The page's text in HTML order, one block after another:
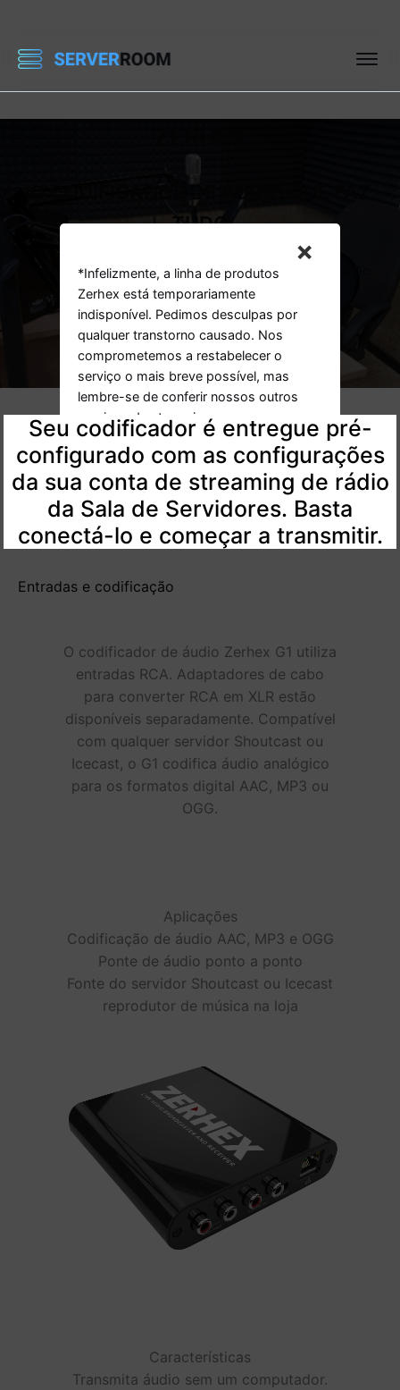
×
*Infelizmente, a linha de produtos
Zerhex está temporariamente
indisponível. Pedimos desculpas por
qualquer transtorno causado. Nos
comprometemos a restabelecer o
serviço o mais breve possível, mas
lembre-se de conferir nossos outros
serviços de streaming e
codificadores.
TUDO
O único codificador de áudio que não requer configuração.
Basta conectar e começar a transmitir.
Sim, obtenha meu codificador
Seu codificador é entregue pré-
configurado com as configurações
da sua conta de streaming de rádio
da Sala de Servidores. Basta
conectá-lo e começar a transmitir.
Entradas e codificação
O codificador de áudio Zerhex G1 utiliza
entradas RCA. Adaptadores de cabo
para converter RCA em XLR estão
disponíveis separadamente. Compatível
com qualquer servidor Shoutcast ou
Icecast, o G1 codifica áudio analógico
para os formatos digital AAC, MP3 ou
OGG.
Aplicações
Codificação de áudio AAC, MP3 e OGG
Ponte de áudio ponto a ponto
Fonte do servidor Shoutcast ou Icecast
reprodutor de música na loja
Características
Transmita áudio sem um computador.